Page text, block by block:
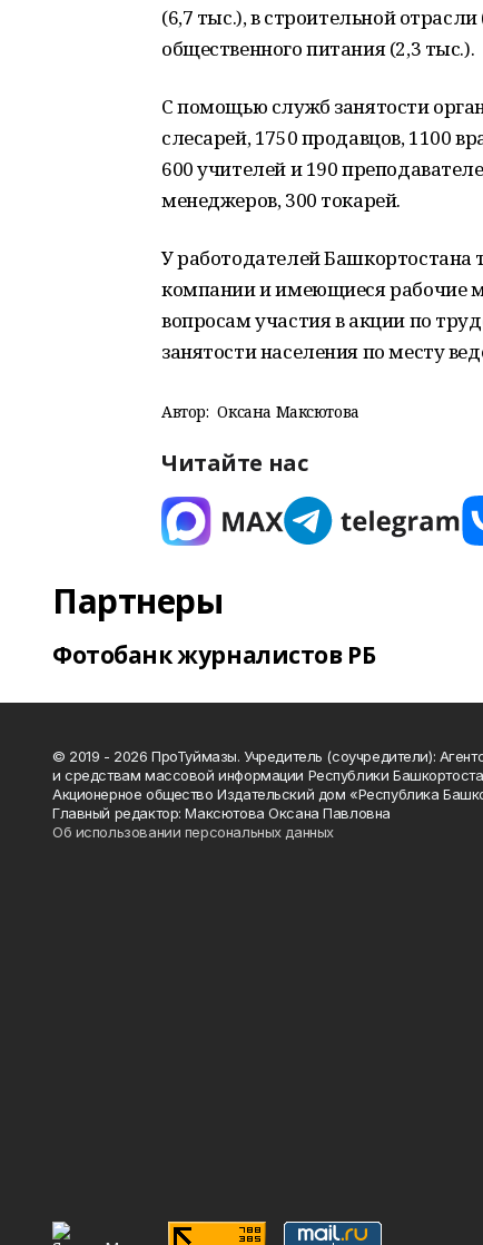
(6,7 тыс.), в строительной
общественного питания (2,3 тыс.).
С помощью служб занятости
слесарей, 1750 продавцов, 1100
600 учителей и 190
менеджеров, 300 токарей.
У работодателей Башкортостана
компании и имеющиеся рабочие
вопросам участия в акции по
занятости населения по месту
Автор: Оксана Максютова
Читайте нас
Партнеры
Фотобанк журналистов РБ
© 2019 - 2026 ПроТуймазы. Учредитель (соучредители):
и средствам массовой информации Республики
Акционерное общество Издательский дом «Республика
Главный редактор: Максютова Оксана Павловна
Об использовании персональных данных